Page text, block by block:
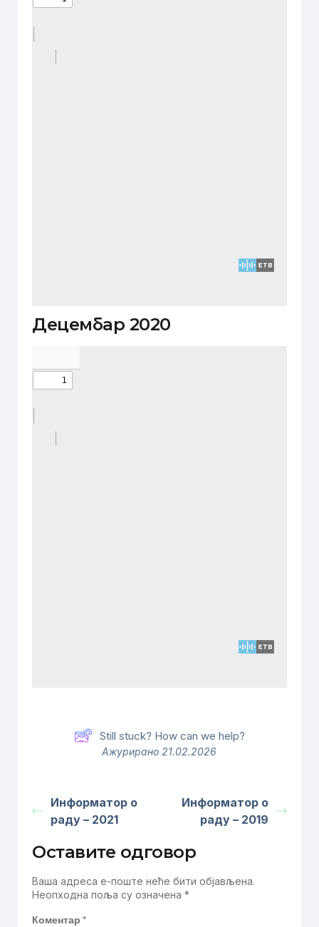
Децембар 2020
Still stuck? How can we help?
Ажурирано 21.02.2026
Информатор о
раду – 2021
Информатор о
раду – 2019
Оставите одговор
Ваша адреса е-поште неће бити објављена.
Неопходна поља су означена *
Коментар *